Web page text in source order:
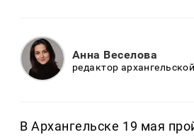
Анна Веселова
редактор
В Архангельске 19 мая